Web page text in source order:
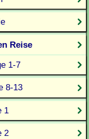
Reise
1-7
8-13
1
2